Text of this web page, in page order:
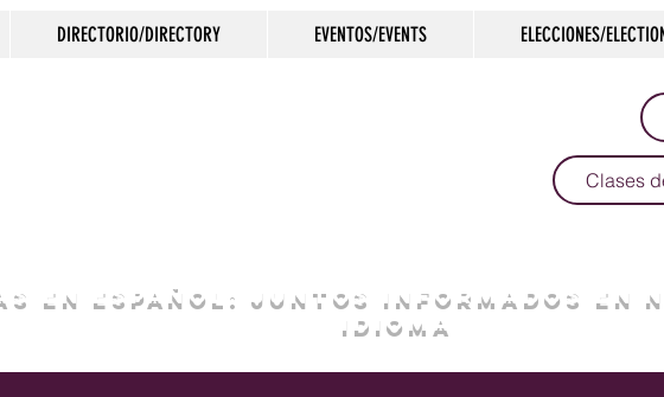
DIRECTORIO/DIRECTORY EVENTOS/EVENTS ELECCIONES/
Clases
EN ESPAÑOL: JUNTOS INFORMADOS EN
IDIOMA